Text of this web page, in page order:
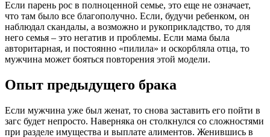
Если парень рос в полноценной семье, это еще не означает,
что там было все благополучно. Если, будучи ребенком, он
наблюдал скандалы, а возможно и рукоприкладство, то для
него семья – это негатив и проблемы. Если мама была
авторитарная, и постоянно «пилила» и оскорбляла отца, то
мужчина может бояться повторения этой модели.
Опыт предыдущего брака
Если мужчина уже был женат, то снова заставить его пойти в
загс будет непросто. Наверняка он столкнулся со сложностями
при разделе имущества и выплате алиментов. Женившись в